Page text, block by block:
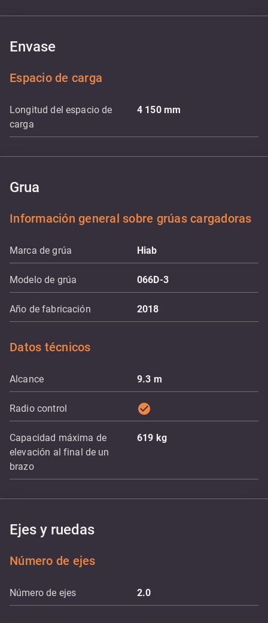
Envase
Espacio de carga
Longitud del espacio de
carga
4 150 mm
Grua
Información general sobre grúas cargadoras
Marca de grúa Hiab
Modelo de grúa 066D-3
Año de fabricación 2018
Datos técnicos
Alcance 9.3 m
Radio control check_circle
Capacidad máxima de
elevación al final de un
brazo
619 kg
Ejes y ruedas
Número de ejes
Número de ejes 2.0